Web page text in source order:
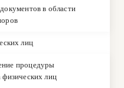
в области
лиц
процедуры
физических лиц